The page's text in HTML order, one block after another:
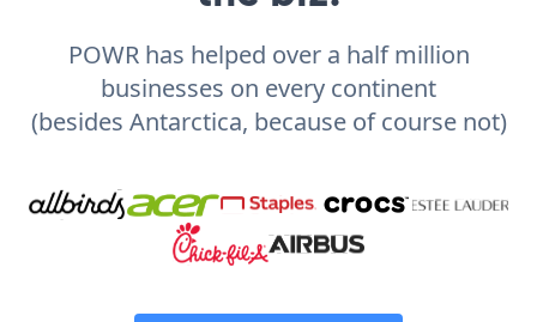
POWR has helped over a half million
businesses on every continent
(besides Antarctica, because of course not)